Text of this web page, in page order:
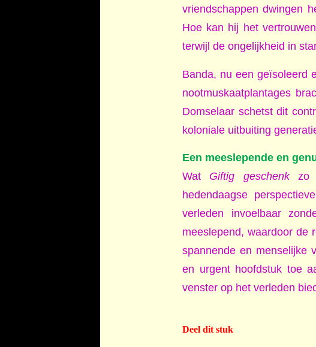
vriendschappen dwingen
Hoe kan hij het
terwijl de ongelijkheid in
Banda, nu een geïsoleerd
nootmuskaatplantages
Domselaar schetst dit
koloniale uitbuiting
Een meeslepende en
Wat Giftig geschenkzo
hedendaagse
verleden invoelbaar
meeslepend, waardoor de
spannende en menselijke
en urgent hoofdstuk toe
venster op het verleden
Deel dit stuk